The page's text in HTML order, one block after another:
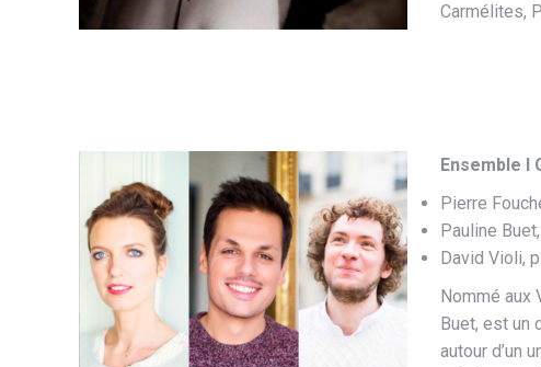
Carmélites,
Ensemble I
Pierre
Pauline
David Violi,
Nommé aux
Buet, est un
autour d’un